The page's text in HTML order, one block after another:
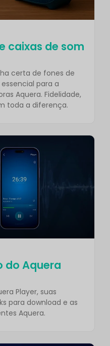
caixas de som
certa de fones de
para a
Aquera. Fidelidade,
toda a diferença.
do Aquera
Player, suas
para download e as
Aquera.